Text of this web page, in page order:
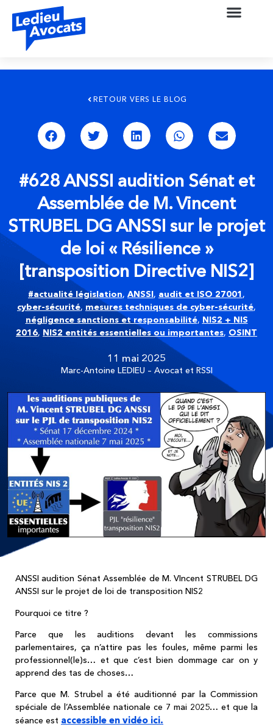
RETOUR VERS LE BLOG
#628 ANSSI audition Sénat et
Assemblée de M. Vincent
STRUBEL DG ANSSI sur le projet
de loi « Résilience »
[transposition Directive NIS2]
11 mai 2025
Marc-Antoine LEDIEU – Avocat et RSSI
#actualité législation, ANSSI, audit et ISO 27001,
cyber-sécurité, mesures techniques de cyber-sécurité,
négligence sanctions et responsabilité, NIS2 + NIS
2016, NIS2 entités essentielles ou importantes, OSINT
ANSSI audition Sénat Assemblée de M. VIncent STRUBEL DG
ANSSI sur le projet de loi de transposition NIS2
Pourquoi ce titre ?
Parce que les auditions devant les commissions
parlementaires, ça n’attire pas les foules, même parmi les
professionnel(le)s… et que c’est bien dommage car on y
apprend des tas de choses…
Parce que M. Strubel a été auditionné par la Commission
spéciale de l’Assemblée nationale ce 7 mai 2025… et que la
séance est accessible en vidéo ici.